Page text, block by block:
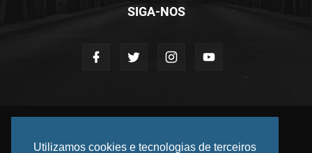
Utilizamos cookies e tecnologias de terceiros
SIGA-NOS
Privacidade Anuncie Contato